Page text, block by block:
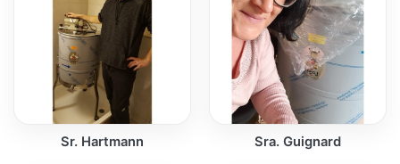
Sr. Hartmann Sra. Guignard